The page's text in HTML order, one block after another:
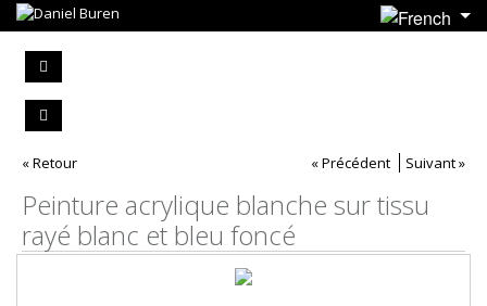
« Retour « Précédent Suivant »
Peinture acrylique blanche sur tissu
rayé blanc et bleu foncé